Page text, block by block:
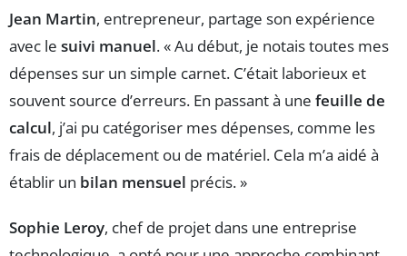
Jean Martin, entrepreneur, partage son expérience
avec le suivi manuel. « Au début, je notais toutes mes
dépenses sur un simple carnet. C’était laborieux et
souvent source d’erreurs. En passant à une feuille de
calcul, j’ai pu catégoriser mes dépenses, comme les
frais de déplacement ou de matériel. Cela m’a aidé à
établir un bilan mensuel précis. »
Sophie Leroy, chef de projet dans une entreprise